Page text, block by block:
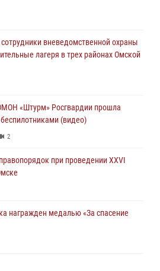
в крестном ходе в День крещения
пресечены нарушения
в Омске (видео)
на концерте группы IOWA в
вневедомственной охраны
лагеря в трех районах Омской
«Штурм» Росгвардии прошла
(видео)
2
при проведении XXVI
награжден медалью «За спасение